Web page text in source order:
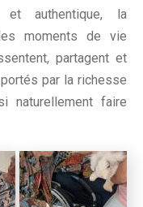
authentique, la
moments de vie
partagent et
par la richesse
naturellement faire